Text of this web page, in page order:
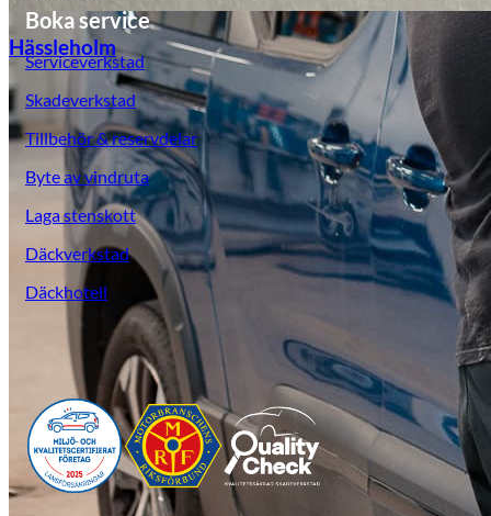
KGM Pickups
Fordonstyp
Hässleholm
Boka service
Serviceverkstad
Skadeverkstad
Tillbehör & reservdelar
Byte av vindruta
Laga stenskott
Däckverkstad
Däckhotell